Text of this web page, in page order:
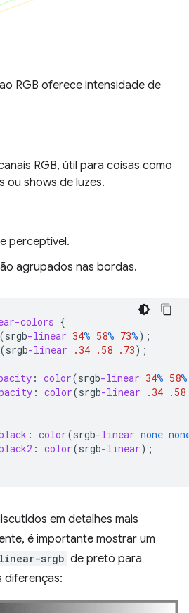
RGB oferece intensidade de
RGB, útil para coisas como
ou shows de luzes.
perceptível.
agrupados nas bordas.
colors {
(srgb-linear 34% 58% 73%);
(srgb-linear .34 .58 .73);
: color(srgb-linear 34% 58%
: color(srgb-linear .34 .58
: color(srgb-linear none
: color(srgb-linear);
em detalhes mais
é importante mostrar um
linear-srgb de preto para
diferenças: